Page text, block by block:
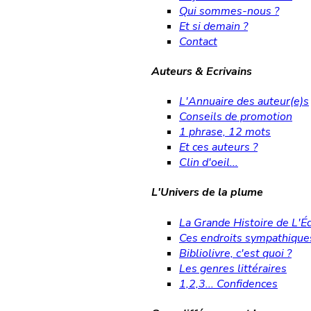
Qui sommes-nous ?
Et si demain ?
Contact
Auteurs & Ecrivains
L'Annuaire des auteur(e)s
Conseils de promotion
1 phrase, 12 mots
Et ces auteurs ?
Clin d'oeil...
L'Univers de la plume
La Grande Histoire de
Ces endroits
Bibliolivre, c'est quoi ?
Les genres littéraires
1,2,3... Confidences